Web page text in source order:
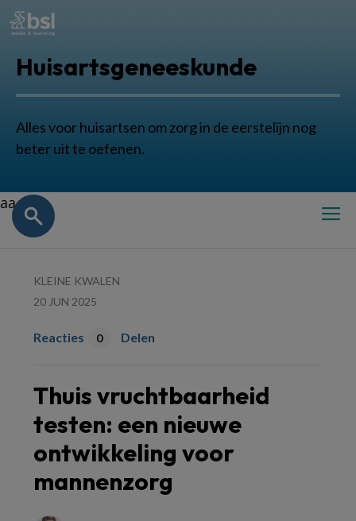
Huisartsgeneeskunde
Alles voor huisartsen om zorg in de eerstelijn nog
beter uit te oefenen.
aa
KLEINE KWALEN
20 JUN 2025
Reacties 0 Delen
Thuis vruchtbaarheid
testen: een nieuwe
ontwikkeling voor
mannenzorg